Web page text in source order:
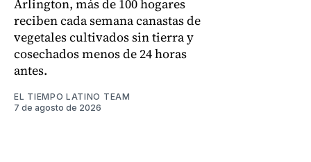
Arlington, más de 100 hogares
reciben cada semana canastas de
vegetales cultivados sin tierra y
cosechados menos de 24 horas
antes.
EL TIEMPO LATINO TEAM
7 de agosto de 2026